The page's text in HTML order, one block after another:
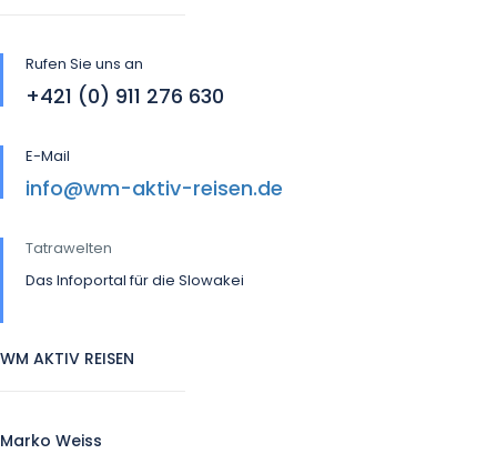
Rufen Sie uns an
+421 (0) 911 276 630
E-Mail
info@wm-aktiv-reisen.de
Tatrawelten
Das Infoportal für die Slowakei
WM AKTIV REISEN
Marko Weiss